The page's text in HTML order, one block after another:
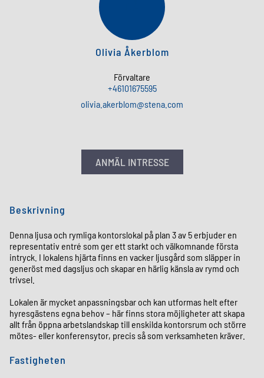
Olivia Åkerblom
Förvaltare
+46101675595
olivia akerblom@stena com
ANMÄL INTRESSE
Beskrivning
Denna ljusa och rymliga kontorslokal på plan 3 av 5 erbjuder en
representativ entré som ger ett starkt och välkomnande första
intryck. I lokalens hjärta finns en vacker ljusgård som släpper in
generöst med dagsljus och skapar en härlig känsla av rymd och
trivsel.
Lokalen är mycket anpassningsbar och kan utformas helt efter
hyresgästens egna behov – här finns stora möjligheter att skapa
allt från öppna arbetslandskap till enskilda kontorsrum och större
mötes- eller konferensytor, precis så som verksamheten kräver.
Fastigheten